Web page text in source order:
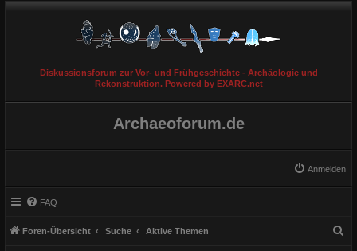
Diskussionsforum zur Vor- und Frühgeschichte - Archäologie und
Rekonstruktion. Powered by EXARC.net
Archaeoforum.de
Anmelden
FAQ
Foren-Übersicht Suche Aktive Themen